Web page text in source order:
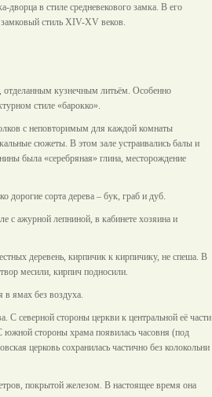
дворца в стиле средневекового замка. В его
замковый стиль XIV-XV веков.
отделанным кузнечным литьём. Особенно
стиле «барокко».
с неповторимым для каждой комнаты
сюжеты. В этом зале устраивались балы и
была «серебряная» глина, месторождение
дорогие сорта дерева – бук, граб и дуб.
с ажурной лепниной, в кабинете хозяина и
деревень, кирпичик к кирпичику, не спеша. В
месили, кирпич подносили.
в ямах без воздуха.
северной стороны церкви к центральной её части
южной стороны храма появилась часовня (под
церковь сохранилась частично без колокольни
покрытой железом. В настоящее время она